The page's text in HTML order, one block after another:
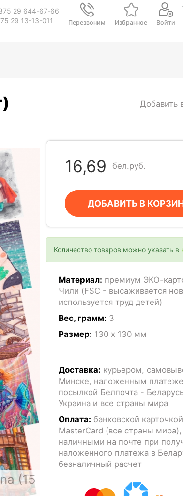
29 644-67-66
29 13-13-011
Перезвоним Избранное Войти
Добавить
(15
16,69 бел.руб.
ДОБАВИТЬ В
Количество товаров можно указать в
Материал: премиум ЭКО-
Чили (FSC - высаживается
используется труд детей)
Вес, грамм: 3
Размер: 130 x 130 мм
Доставка: курьером,
Минске, наложенным
посылкой Белпочта -
Украина и все страны мира
Оплата: банковской
MasterCard (все страны
наличными на почте при
наложенного платежа в
безналичный расчет